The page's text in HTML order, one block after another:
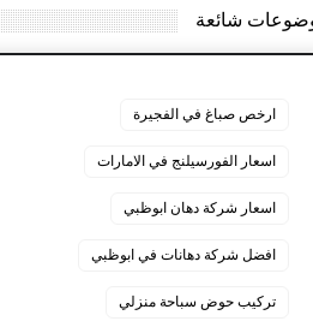
شائعة
ارخص صباغ في الفجيرة
اسعار الفورسيلنج في الامارات
اسعار شركة دهان ابوظبي
افضل شركة دهانات في ابوظبي
تركيب حوض سباحة منزلي